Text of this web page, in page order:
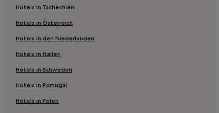
Hotels nahe Kriegsmuseum
Hotels nahe Korjaamo Kulturfabrik
Hotels in Tschechien
Hotels in Österreich
Hotels in den Niederlanden
Hotels in Italien
Hotels in Schweden
Hotels in Portugal
Hotels in Polen